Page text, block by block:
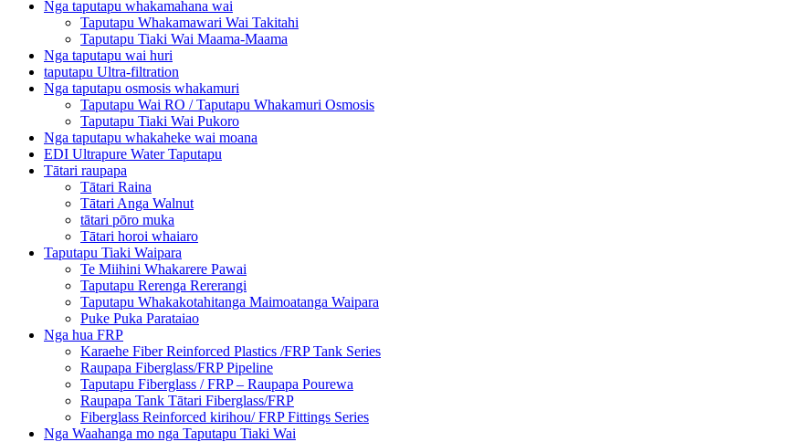
Nga taputapu whakamahana wai
Taputapu Whakamawari Wai Takitahi
Taputapu Tiaki Wai Maama-Maama
Nga taputapu wai huri
taputapu Ultra-filtration
Nga taputapu osmosis whakamuri
Taputapu Wai RO / Taputapu Whakamuri Osmosis
Taputapu Tiaki Wai Pukoro
Nga taputapu whakaheke wai moana
EDI Ultrapure Water Taputapu
Tātari raupapa
Tātari Raina
Tātari Anga Walnut
tātari pōro muka
Tātari horoi whaiaro
Taputapu Tiaki Waipara
Te Miihini Whakarere Pawai
Taputapu Rerenga Rererangi
Taputapu Whakakotahitanga Maimoatanga Waipara
Puke Puka Parataiao
Nga hua FRP
Karaehe Fiber Reinforced Plastics /FRP Tank Series
Raupapa Fiberglass/FRP Pipeline
Taputapu Fiberglass / FRP – Raupapa Pourewa
Raupapa Tank Tātari Fiberglass/FRP
Fiberglass Reinforced kirihou/ FRP Fittings Series
Nga Waahanga mo nga Taputapu Tiaki Wai